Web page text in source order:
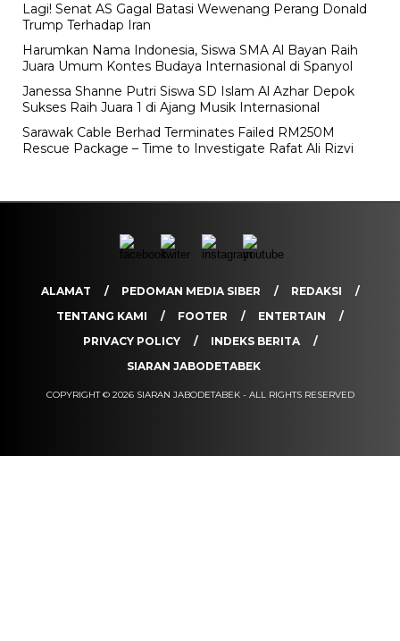
Lagi! Senat AS Gagal Batasi Wewenang Perang Donald
Trump Terhadap Iran
Harumkan Nama Indonesia, Siswa SMA Al Bayan Raih
Juara Umum Kontes Budaya Internasional di Spanyol
Janessa Shanne Putri Siswa SD Islam Al Azhar Depok
Sukses Raih Juara 1 di Ajang Musik Internasional
Sarawak Cable Berhad Terminates Failed RM250M
Rescue Package – Time to Investigate Rafat Ali Rizvi
ALAMAT PEDOMAN MEDIA SIBER
REDAKSI
TENTANG KAMI
FOOTER
ENTERTAIN
PRIVACY POLICY
INDEKS BERITA
SIARAN JABODETABEK
COPYRIGHT © 2026 SIARAN JABODETABEK - ALL RIGHTS RESERVED